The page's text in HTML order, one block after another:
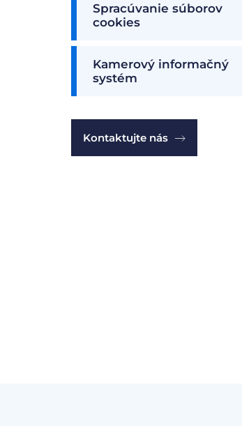
Spracúvanie súborov
cookies
Kamerový informačný
systém
Kontaktujte nás